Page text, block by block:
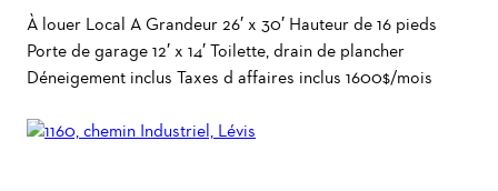
À louer Local A Grandeur 26′ x 30′ Hauteur de 16 pieds
Porte de garage 12′ x 14′ Toilette, drain de plancher
Déneigement inclus Taxes d affaires inclus 1600$/mois